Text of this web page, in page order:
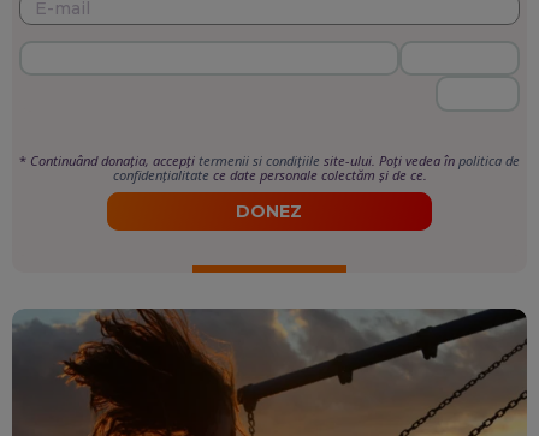
* Continuând donația, accepți termenii si condițiile site-ului. Poți vedea în politica de
confidențialitate ce date personale colectăm și de ce.
DONEZ